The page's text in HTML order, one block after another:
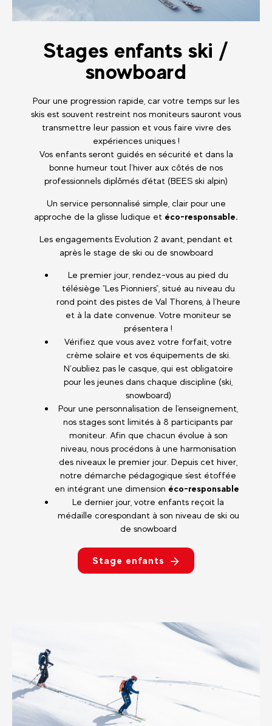
Stages enfants ski /
snowboard
Pour une progression rapide, car votre temps sur les
skis est souvent restreint nos moniteurs sauront vous
transmettre leur passion et vous faire vivre des
expériences uniques !
Vos enfants seront guidés en sécurité et dans la
bonne humeur tout l’hiver aux côtés de nos
professionnels diplômés d'état (BEES ski alpin)
Un service personnalisé simple, clair pour une
approche de la glisse ludique et éco-responsable.
Les engagements Evolution 2 avant, pendant et
après le stage de ski ou de snowboard
Le premier jour, rendez-vous au pied du
télésiège "Les Pionniers", situé au niveau du
rond point des pistes de Val Thorens, à l’heure
et à la date convenue. Votre moniteur se
présentera !
Vérifiez que vous avez votre forfait, votre
crème solaire et vos équipements de ski.
N’oubliez pas le casque, qui est obligatoire
pour les jeunes dans chaque discipline (ski,
snowboard)
Pour une personnalisation de l'enseignement,
nos stages sont limités à 8 participants par
moniteur. Afin que chacun évolue à son
niveau, nous procédons à une harmonisation
des niveaux le premier jour. Depuis cet hiver,
notre démarche pédagogique s'est étoffée
en intégrant une dimension éco-responsable
Le dernier jour, votre enfants reçoit la
médaille corespondant à son niveau de ski ou
de snowboard
Stage enfants